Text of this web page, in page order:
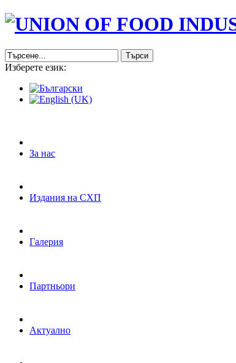
Търси
Изберете език:
За нас
Издания на СХП
Галерия
Партньори
Актуално